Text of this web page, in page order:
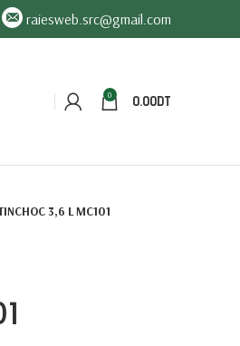
raiesweb.src@gmail.com
0 0.00DT
3,6 L MC101